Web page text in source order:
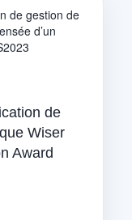
de
Wiser
Award